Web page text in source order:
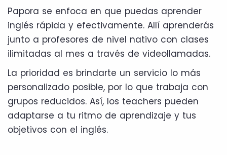
Papora se enfoca en que puedas aprender
inglés rápida y efectivamente. Allí aprenderás
junto a profesores de nivel nativo con clases
ilimitadas al mes a través de videollamadas.
La prioridad es brindarte un servicio lo más
personalizado posible, por lo que trabaja con
grupos reducidos. Así, los teachers pueden
adaptarse a tu ritmo de aprendizaje y tus
objetivos con el inglés.